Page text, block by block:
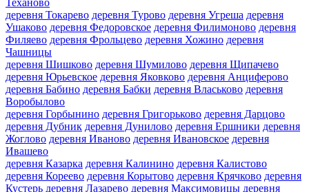
Теханово
деревня Токарево деревня Турово деревня Угреша деревня
Ушаково деревня Федоровское деревня Филимоново деревня
Филяево деревня Фрольцево деревня Хожино деревня
Чашницы
деревня Шишково деревня Шумилово деревня Щипачево
деревня Юрьевское деревня Яковково деревня Анциферово
деревня Бабино деревня Бабки деревня Власьково деревня
Воробылово
деревня Горбынино деревня Григорьково деревня Дарцово
деревня Дубник деревня Дунилово деревня Ершники деревня
Жоглово деревня Иваново деревня Ивановское деревня
Ивашево
деревня Казарка деревня Калинино деревня Калистово
деревня Кореево деревня Корытово деревня Крячково деревня
Кустерь деревня Лазарево деревня Максимовицы деревня